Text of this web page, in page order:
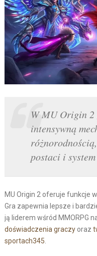
W MU Origin 2
intensywną
postaci i
MU Origin 2 oferuje funkcje
Gra zapewnia lepsze i
ją liderem wśród MMORPG
doświadczenia graczyoraz
sportach345